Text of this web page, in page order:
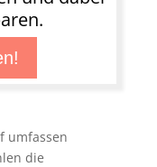
umfassen
die